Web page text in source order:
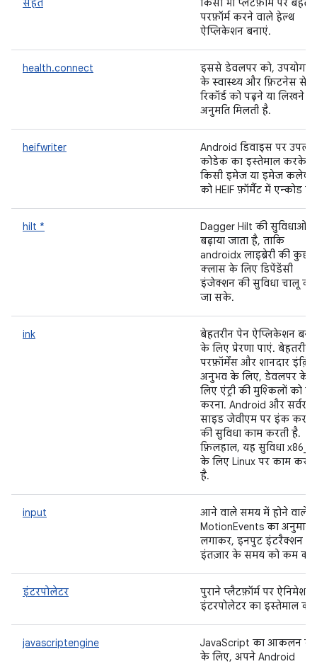
सेहत
किसी भी प्लैटफ़ॉर्म पर बेहतर
परफ़ॉर्म करने वाले हेल्थ
ऐप्लिकेशन बनाएं.
health.connect
इससे डेवलपर को,
के स्वास्थ्य और फ़िटनेस से
रिकॉर्ड को पढ़ने या लिखने
अनुमति मिलती है.
heifwriter
Android डिवाइस पर
कोडेक का इस्तेमाल करके,
किसी इमेज या इमेज
को HEIF फ़ॉर्मैट में एन्कोड
hilt *
Dagger Hilt की सुविधाओं
बढ़ाया जाता है, ताकि
androidx लाइब्रेरी की कुछ
क्लास के लिए डिपेंडेंसी
इंजेक्शन की सुविधा चालू की
जा सके.
ink
बेहतरीन पेन ऐप्लिकेशन
के लिए प्रेरणा पाएं. बेहतरीन
परफ़ॉर्मेंस और शानदार इंक़िंग
अनुभव के लिए, डेवलपर के
लिए एंट्री की मुश्किलों को
करना. Android और सर्वर-
साइड जेवीएम पर इंक करने
की सुविधा काम करती है.
फ़िलहाल, यह सुविधा
के लिए Linux पर काम करती
है.
input
आने वाले समय में होने वाले
MotionEvents का अनुमान
लगाकर, इनपुट इंटरैक्शन के
इंतज़ार के समय को कम करें
इंटरपोलेटर
पुराने प्लैटफ़ॉर्म पर ऐनिमेशन
इंटरपोलेटर का इस्तेमाल
javascriptengine
JavaScript का आकलन
के लिए, अपने Android